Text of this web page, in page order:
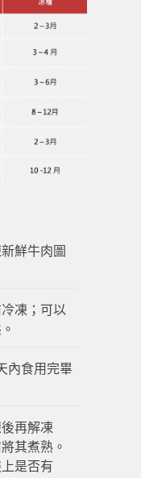
鮮牛肉圖
凍；可以
內食用完畢
再解凍
其煮熟。
是否有